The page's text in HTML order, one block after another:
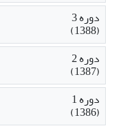
دوره 3
(1388)
دوره 2
(1387)
دوره 1
(1386)